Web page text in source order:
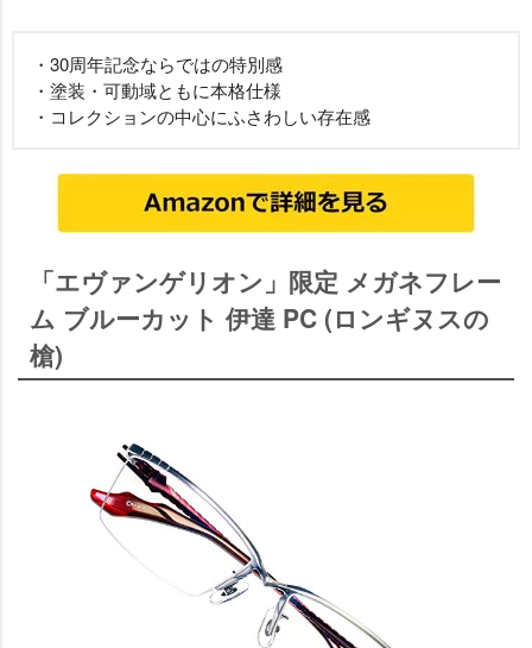
・30周年記念ならではの特別感
・塗装・可動域ともに本格仕様
・コレクションの中心にふさわしい存在感
「エヴァンゲリオン」限定 メガネフレー
ム ブルーカット 伊達 PC (ロンギヌスの
槍)